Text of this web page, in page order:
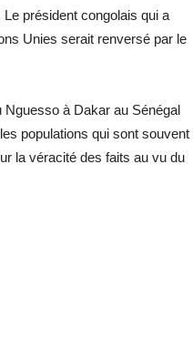
président congolais qui a
Unies serait renversé par le
à Dakar au Sénégal
populations qui sont souvent
la véracité des faits au vu du